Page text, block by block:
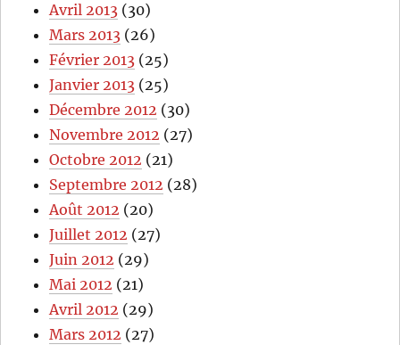
Avril 2013 (30)
Mars 2013 (26)
Février 2013 (25)
Janvier 2013 (25)
Décembre 2012 (30)
Novembre 2012 (27)
Octobre 2012 (21)
Septembre 2012 (28)
Août 2012 (20)
Juillet 2012 (27)
Juin 2012 (29)
Mai 2012 (21)
Avril 2012 (29)
Mars 2012 (27)